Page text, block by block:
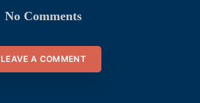
No Comments
LEAVE A COMMENT